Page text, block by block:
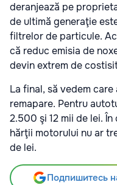
deranjează pe
de ultimă generaţie
filtrelor de particule.
că reduc emisia de
devin extrem de
La final, să vedem
remapare. Pentru
2.500 şi 12 mii de lei.
hărţii motorului nu ar
de lei.
Подпишитесь